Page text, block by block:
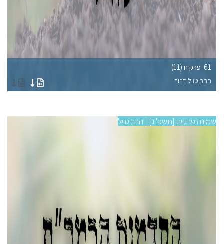
הרב טויל דרור
שמונה פרקים [תשפ"ג] | הרב טויל